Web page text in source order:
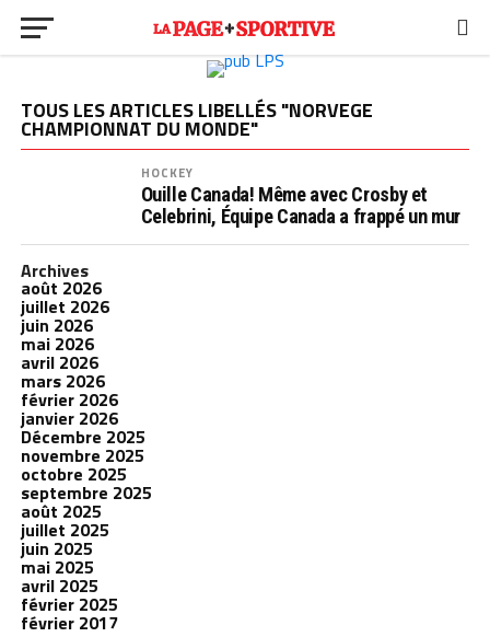
TOUS LES ARTICLES LIBELLÉS "NORVEGE
CHAMPIONNAT DU MONDE"
HOCKEY
Ouille Canada! Même avec Crosby et
Celebrini, Équipe Canada a frappé un mur
Archives
août 2026
juillet 2026
juin 2026
mai 2026
avril 2026
mars 2026
février 2026
janvier 2026
Décembre 2025
novembre 2025
octobre 2025
septembre 2025
août 2025
juillet 2025
juin 2025
mai 2025
avril 2025
février 2025
février 2017